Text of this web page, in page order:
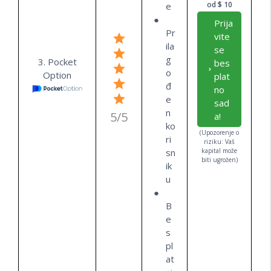
3. Pocket
Option
5/5
e
Pr
ila
g
o
đ
e
n
ko
ri
sn
ik
u
B
e
s
pl
at
od $ 10
Prija
vite
se
bes
plat
no
sad
a!
(Upozorenje o
riziku: Vaš
kapital može
biti ugrožen)